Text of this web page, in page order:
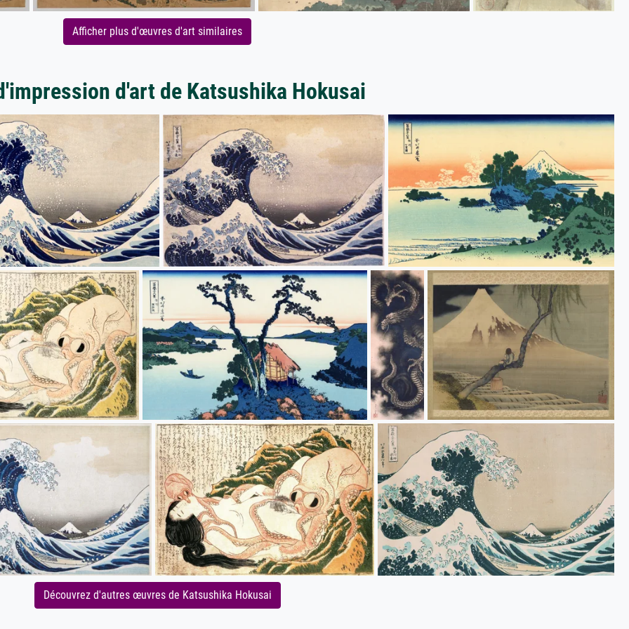
Afficher plus d'œuvres d'art similaires
d'art de Katsushika Hokusai
Découvrez d'autres œuvres de Katsushika Hokusai